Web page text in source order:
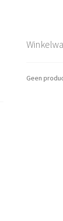
Geen